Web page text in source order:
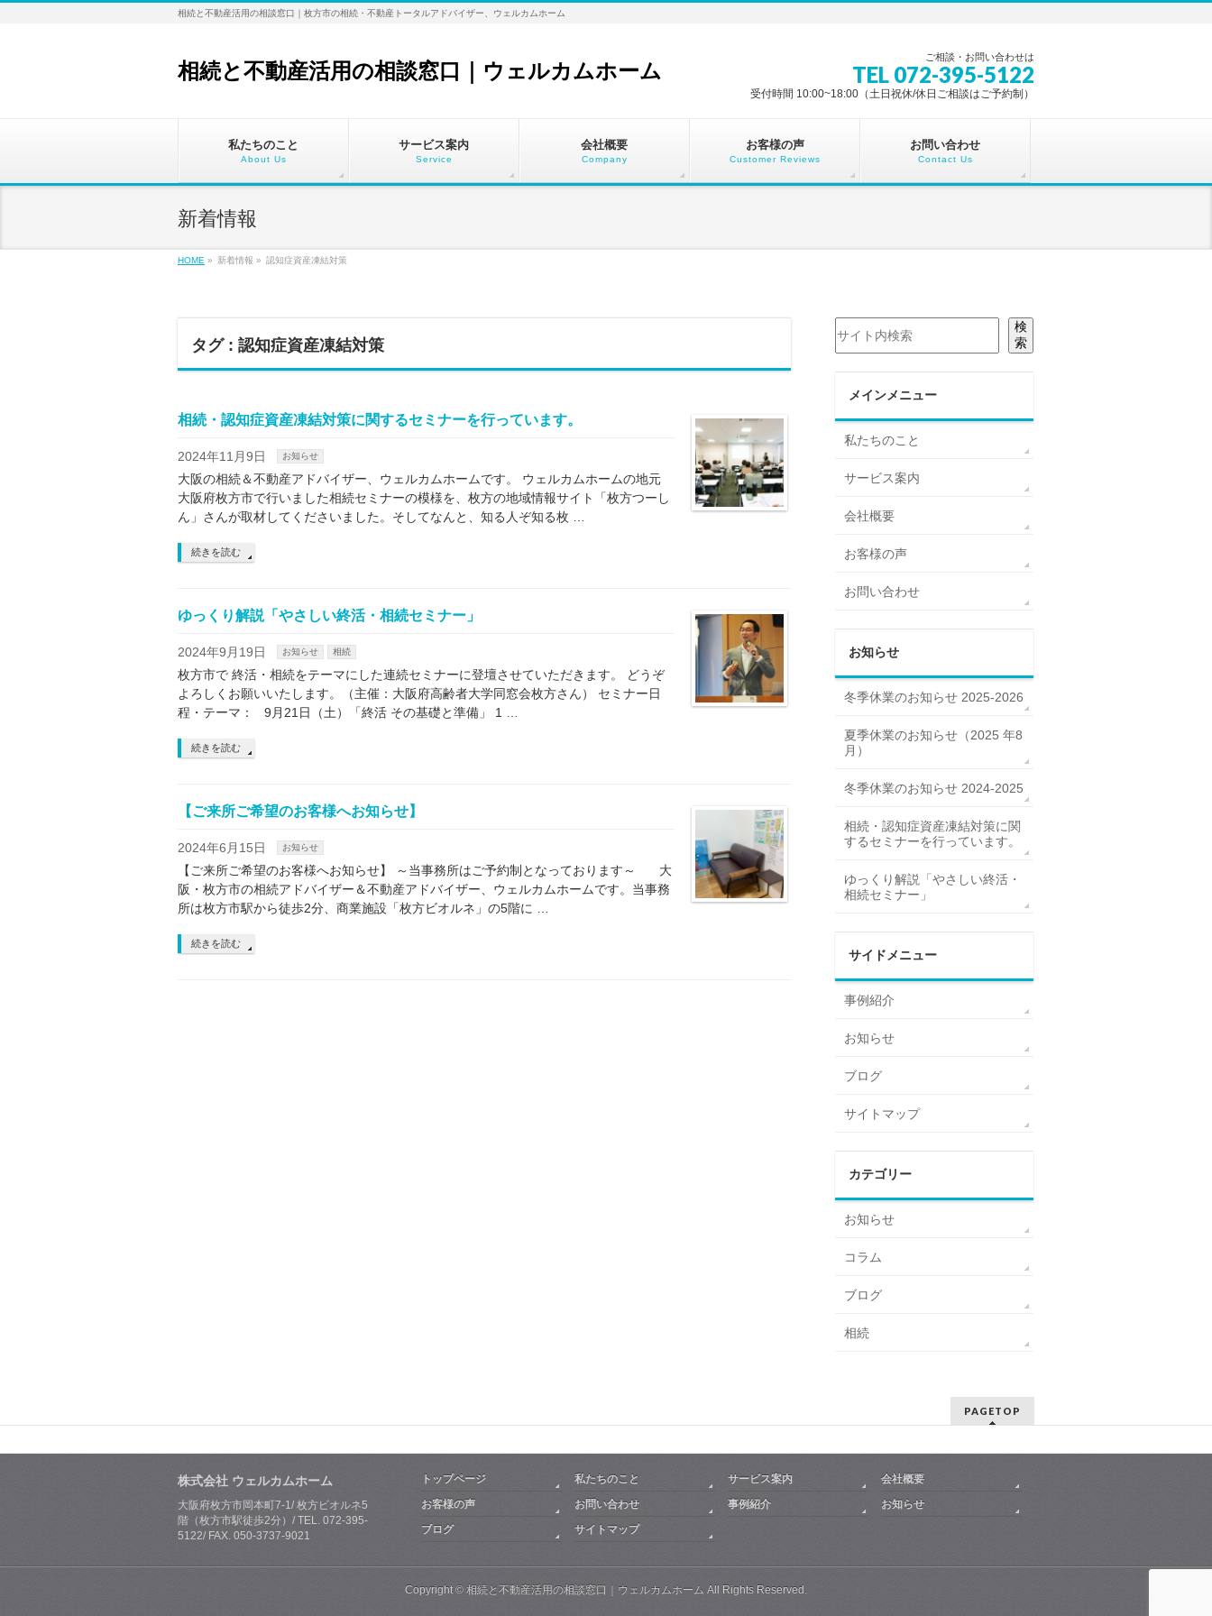
相続と不動産活用の相談窓口｜枚方市の相続・不動産トータルアドバイザー、ウェルカムホーム
相続と不動産活用の相談窓口｜ウェルカムホーム
ご相談・お問い合わせは
TEL 072-395-5122
受付時間 10:00~18:00（土日祝休/休日ご相談はご予約制）
私たちのこと
About Us
サービス案内
Service
会社概要
Company
お客様の声
Customer Reviews
お問い合わせ
Contact Us
新着情報
HOME » 新着情報 » 認知症資産凍結対策
タグ : 認知症資産凍結対策
相続・認知症資産凍結対策に関するセミナーを行っています。
2024年11月9日 お知らせ
大阪の相続＆不動産アドバイザー、ウェルカムホームです。 ウェルカムホームの地元
大阪府枚方市で行いました相続セミナーの模様を、枚方の地域情報サイト「枚方つーし
ん」さんが取材してくださいました。そしてなんと、知る人ぞ知る枚 …
続きを読む
ゆっくり解説「やさしい終活・相続セミナー」
2024年9月19日 お知らせ 相続
枚方市で 終活・相続をテーマにした連続セミナーに登壇させていただきます。 どうぞ
よろしくお願いいたします。（主催：大阪府高齢者大学同窓会枚方さん） セミナー日
程・テーマ： 9月21日（土）「終活 その基礎と準備」 1 …
続きを読む
【ご来所ご希望のお客様へお知らせ】
2024年6月15日 お知らせ
【ご来所ご希望のお客様へお知らせ】 ～当事務所はご予約制となっております～ 大
阪・枚方市の相続アドバイザー＆不動産アドバイザー、ウェルカムホームです。当事務
所は枚方市駅から徒歩2分、商業施設「枚方ビオルネ」の5階に …
続きを読む
検
索
メインメニュー
私たちのこと
サービス案内
会社概要
お客様の声
お問い合わせ
お知らせ
冬季休業のお知らせ 2025-2026
夏季休業のお知らせ（2025 年8
月）
冬季休業のお知らせ 2024-2025
相続・認知症資産凍結対策に関
するセミナーを行っています。
ゆっくり解説「やさしい終活・
相続セミナー」
サイドメニュー
事例紹介
お知らせ
ブログ
サイトマップ
カテゴリー
お知らせ
コラム
ブログ
相続
PAGETOP
株式会社 ウェルカムホーム
大阪府枚方市岡本町7-1/ 枚方ビオルネ5
階（枚方市駅徒歩2分）/ TEL. 072-395-
5122/ FAX. 050-3737-9021
トップページ 私たちのこと サービス案内
会社概要
お客様の声
お問い合わせ 事例紹介
お知らせ
ブログ
サイトマップ
Copyright © 相続と不動産活用の相談窓口｜ウェルカムホーム All Rights Reserved.